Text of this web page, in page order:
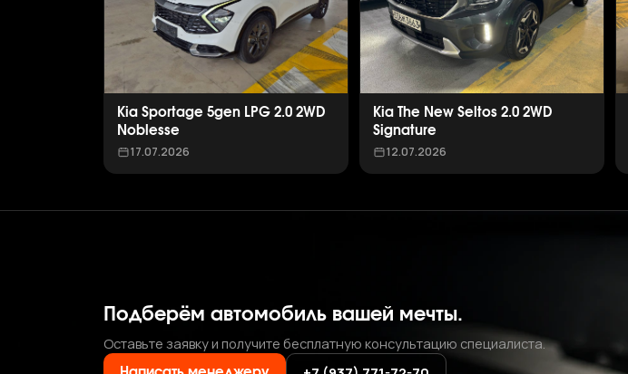
Kia Sportage 5gen LPG 2.0 2WD
Noblesse
17.07.2026
Kia The New Seltos 2.0 2WD
Signature
12.07.2026
Подберём автомобиль вашей мечты.
Оставьте заявку и получите бесплатную консультацию специалиста.